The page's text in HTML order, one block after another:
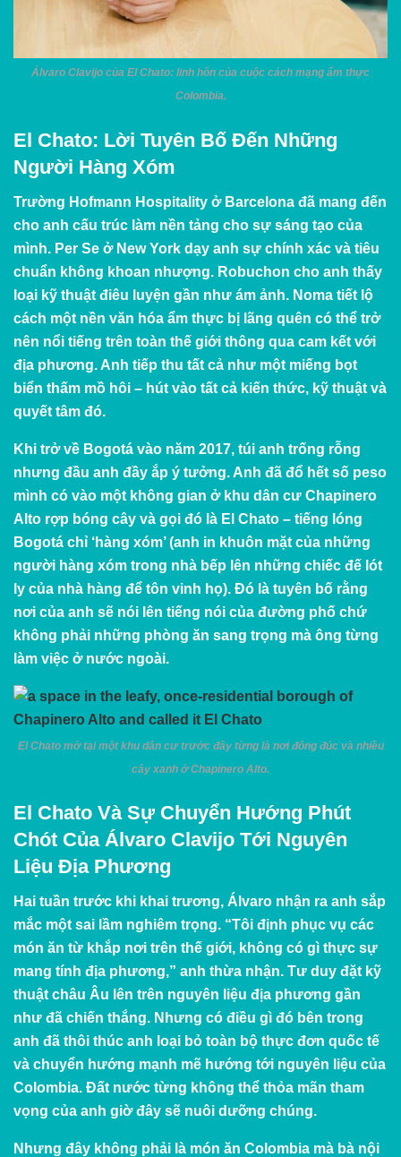
Álvaro Clavijo của El Chato: linh hồn của cuộc cách mạng ẩm thực
Colombia.
El Chato: Lời Tuyên Bố Đến Những
Người Hàng Xóm
Trường Hofmann Hospitality ở Barcelona đã mang đến
cho anh cấu trúc làm nền tảng cho sự sáng tạo của
mình. Per Se ở New York dạy anh sự chính xác và tiêu
chuẩn không khoan nhượng. Robuchon cho anh thấy
loại kỹ thuật điêu luyện gần như ám ảnh. Noma tiết lộ
cách một nền văn hóa ẩm thực bị lãng quên có thể trở
nên nổi tiếng trên toàn thế giới thông qua cam kết với
địa phương. Anh tiếp thu tất cả như một miếng bọt
biển thấm mồ hôi – hút vào tất cả kiến thức, kỹ thuật và
quyết tâm đó.
Khi trở về Bogotá vào năm 2017, túi anh trống rỗng
nhưng đầu anh đầy ắp ý tưởng. Anh đã đổ hết số peso
mình có vào một không gian ở khu dân cư Chapinero
Alto rợp bóng cây và gọi đó là El Chato – tiếng lóng
Bogotá chỉ ‘hàng xóm’ (anh in khuôn mặt của những
người hàng xóm trong nhà bếp lên những chiếc đế lót
ly của nhà hàng để tôn vinh họ). Đó là tuyên bố rằng
nơi của anh sẽ nói lên tiếng nói của đường phố chứ
không phải những phòng ăn sang trọng mà ông từng
làm việc ở nước ngoài.
El Chato mở tại một khu dân cư trước đây từng là nơi đông đúc và nhiều
cây xanh ở Chapinero Alto.
El Chato Và Sự Chuyển Hướng Phút
Chót Của Álvaro Clavijo Tới Nguyên
Liệu Địa Phương
Hai tuần trước khi khai trương, Álvaro nhận ra anh sắp
mắc một sai lầm nghiêm trọng. “Tôi định phục vụ các
món ăn từ khắp nơi trên thế giới, không có gì thực sự
mang tính địa phương,” anh thừa nhận. Tư duy đặt kỹ
thuật châu Âu lên trên nguyên liệu địa phương gần
như đã chiến thắng. Nhưng có điều gì đó bên trong
anh đã thôi thúc anh loại bỏ toàn bộ thực đơn quốc tế
và chuyển hướng mạnh mẽ hướng tới nguyên liệu của
Colombia. Đất nước từng không thể thỏa mãn tham
vọng của anh giờ đây sẽ nuôi dưỡng chúng.
Nhưng đây không phải là món ăn Colombia mà bà nội